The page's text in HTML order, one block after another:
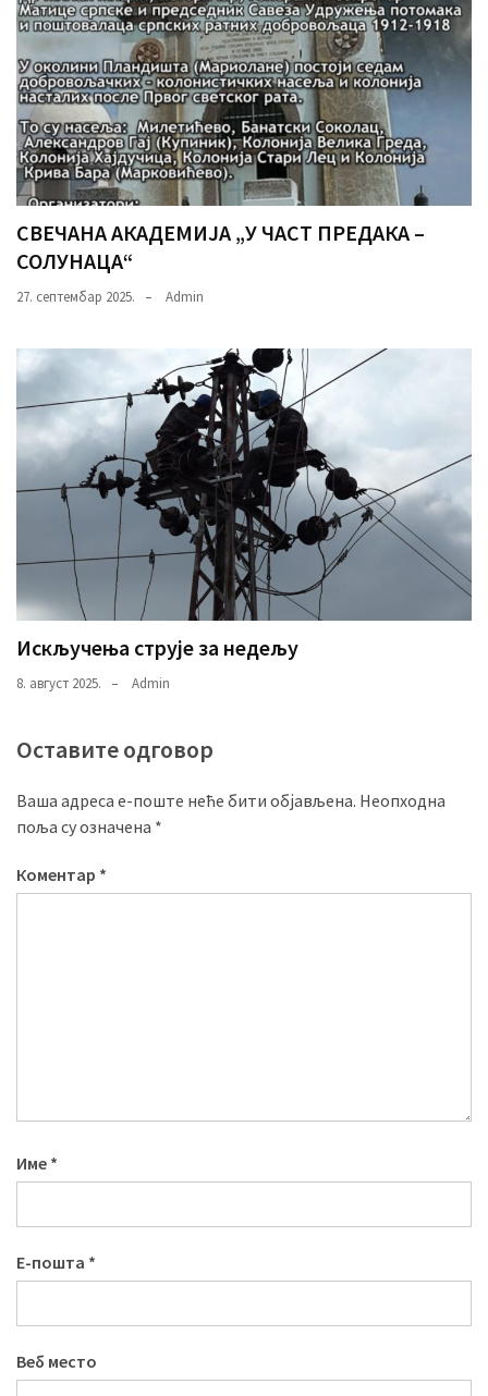
СВЕЧАНА АКАДЕМИЈА „У ЧАСТ ПРЕДАКА –
СОЛУНАЦА“
27. септембар 2025. Admin
Искључења струје за недељу
8. август 2025. Admin
Оставите одговор
Ваша адреса е-поште неће бити објављена. Неопходна
поља су означена *
Коментар *
Име *
Е-пошта *
Веб место